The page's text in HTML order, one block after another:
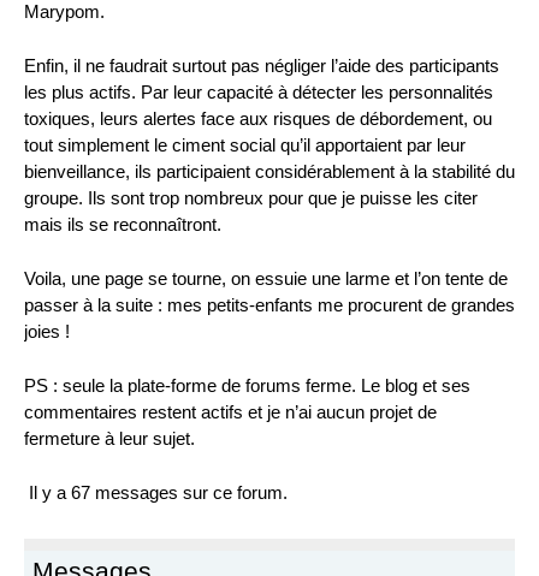
Marypom.
Enfin, il ne faudrait surtout pas négliger l’aide des participants
les plus actifs. Par leur capacité à détecter les personnalités
toxiques, leurs alertes face aux risques de débordement, ou
tout simplement le ciment social qu’il apportaient par leur
bienveillance, ils participaient considérablement à la stabilité du
groupe. Ils sont trop nombreux pour que je puisse les citer
mais ils se reconnaîtront.
Voila, une page se tourne, on essuie une larme et l’on tente de
passer à la suite : mes petits-enfants me procurent de grandes
joies !
PS : seule la plate-forme de forums ferme. Le blog et ses
commentaires restent actifs et je n’ai aucun projet de
fermeture à leur sujet.
Il y a 67 messages sur ce forum.
Messages